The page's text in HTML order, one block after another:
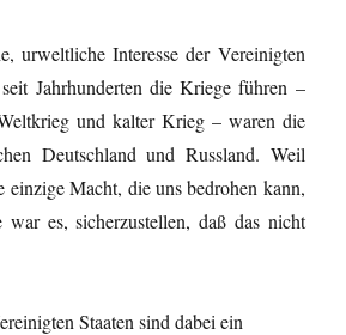
urweltliche Interesse der Vereinigten
Jahrhunderten die Kriege führen –
und kalter Krieg – waren die
Deutschland und Russland. Weil
einzige Macht, die uns bedrohen kann,
war es, sicherzustellen, daß das nicht
Staaten sind dabei ein